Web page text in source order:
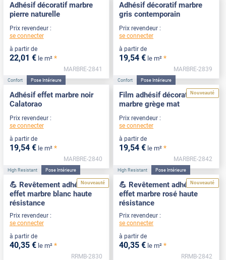
Adhésif décoratif marbre
pierre naturelle
Prix revendeur :
se connecter
à partir de
22,01 € le m² *
MARBRE-2841
Adhésif décoratif marbre
gris contemporain
Prix revendeur :
se connecter
à partir de
19,54 € le m² *
MARBRE-2839
Confort Pose Intérieure
Adhésif effet marbre noir
Calatorao
Prix revendeur :
se connecter
à partir de
19,54 € le m² *
MARBRE-2840
Nouveauté
Confort Pose Intérieure
Film adhésif décoratif effet
marbre grège mat
Prix revendeur :
se connecter
à partir de
19,54 € le m² *
MARBRE-2842
Nouveauté
High Resistant Pose Intérieure
💪 Revêtement adhésif
effet marbre blanc haute
résistance
Prix revendeur :
se connecter
à partir de
40,35 € le m² *
RRMB-2830
Nouveauté
High Resistant Pose Intérieure
💪 Revêtement adhésif
effet marbre rosé haute
résistance
Prix revendeur :
se connecter
à partir de
40,35 € le m² *
RRMB-2842